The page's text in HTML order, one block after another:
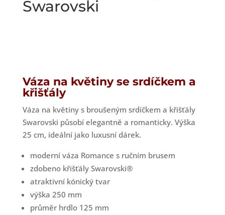
Swarovski
Váza na květiny se srdíčkem a
křišťály
Váza na květiny s broušeným srdíčkem a křišťály
Swarovski působí elegantně a romanticky. Výška
25 cm, ideální jako luxusní dárek.
moderní váza Romance s ručním brusem
zdobeno křišťály Swarovski®
atraktivní kónický tvar
výška 250 mm
průměr hrdlo 125 mm